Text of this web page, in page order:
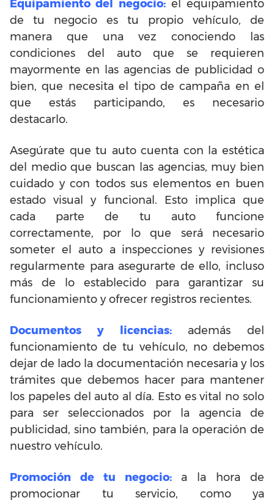
Equipamiento del negocio: el equipamiento
de tu negocio es tu propio vehículo, de
manera que una vez conociendo las
condiciones del auto que se requieren
mayormente en las agencias de publicidad o
bien, que necesita el tipo de campaña en el
que estás participando, es necesario
destacarlo.
Asegúrate que tu auto cuenta con la estética
del medio que buscan las agencias, muy bien
cuidado y con todos sus elementos en buen
estado visual y funcional. Esto implica que
cada parte de tu auto funcione
correctamente, por lo que será necesario
someter el auto a inspecciones y revisiones
regularmente para asegurarte de ello, incluso
más de lo establecido para garantizar su
funcionamiento y ofrecer registros recientes.
Documentos y licencias:
además del
funcionamiento de tu vehículo, no debemos
dejar de lado la documentación necesaria y los
trámites que debemos hacer para mantener
los papeles del auto al día. Esto es vital no solo
para ser seleccionados por la agencia de
publicidad, sino también, para la operación de
nuestro vehículo.
Promoción de tu negocio:
a la hora de
promocionar tu servicio, como ya